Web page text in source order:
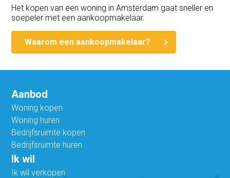
Het kopen van een woning in Amsterdam gaat sneller en
soepeler met een aankoopmakelaar.
Waarom een aankoopmakelaar?
Aanbod
Woning kopen
Woning huren
Bedrijfsruimte kopen
Bedrijfsruimte huren
Ik wil
Ik wil verkopen